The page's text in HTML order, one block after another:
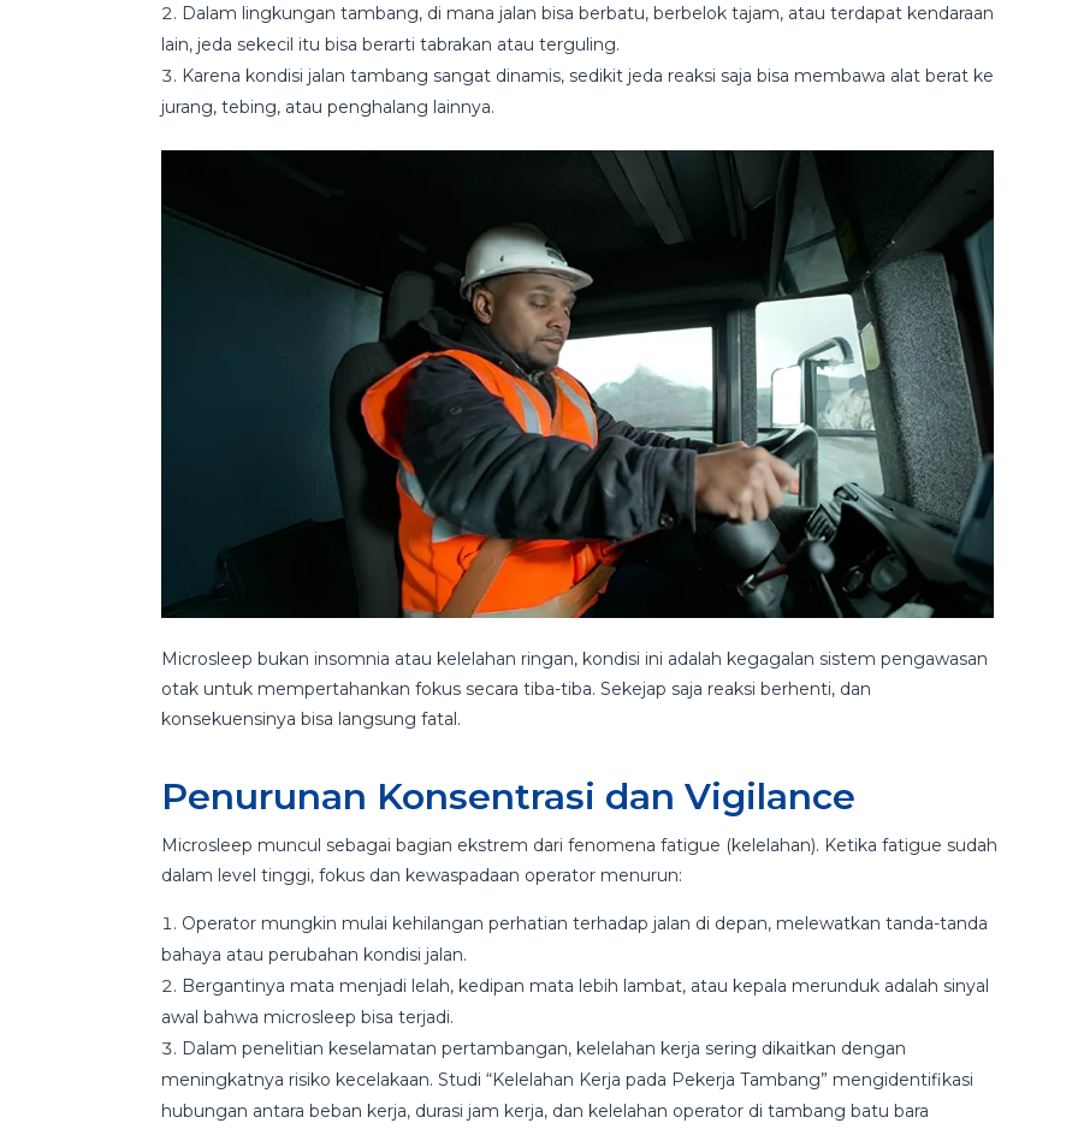
Dalam lingkungan tambang, di mana jalan bisa berbatu, berbelok tajam, atau terdapat kendaraan
lain, jeda sekecil itu bisa berarti tabrakan atau terguling.
Karena kondisi jalan tambang sangat dinamis, sedikit jeda reaksi saja bisa membawa alat berat ke
jurang, tebing, atau penghalang lainnya.
Microsleep bukan insomnia atau kelelahan ringan, kondisi ini adalah kegagalan sistem pengawasan
otak untuk mempertahankan fokus secara tiba-tiba. Sekejap saja reaksi berhenti, dan
konsekuensinya bisa langsung fatal.
Penurunan Konsentrasi dan Vigilance
Microsleep muncul sebagai bagian ekstrem dari fenomena fatigue (kelelahan). Ketika fatigue sudah
dalam level tinggi, fokus dan kewaspadaan operator menurun:
Operator mungkin mulai kehilangan perhatian terhadap jalan di depan, melewatkan tanda-tanda
bahaya atau perubahan kondisi jalan.
Bergantinya mata menjadi lelah, kedipan mata lebih lambat, atau kepala merunduk adalah sinyal
awal bahwa microsleep bisa terjadi.
Dalam penelitian keselamatan pertambangan, kelelahan kerja sering dikaitkan dengan
meningkatnya risiko kecelakaan. Studi “Kelelahan Kerja pada Pekerja Tambang” mengidentifikasi
hubungan antara beban kerja, durasi jam kerja, dan kelelahan operator di tambang batu bara